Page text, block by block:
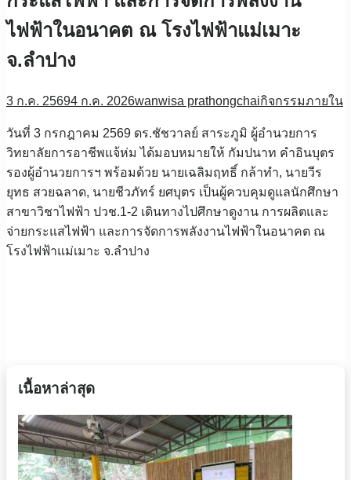
ไฟฟ้าในอนาคต ณ โรงไฟฟ้าแม่เมาะ
จ.ลำปาง
3 ก.ค. 25694 ก.ค. 2026wanwisa prathongchaiกิจกรรมภายใน
วันที่ 3 กรกฎาคม 2569 ดร.ชัชวาลย์ สาระภูมิ ผู้อำนวยการ
วิทยาลัยการอาชีพแจ้ห่ม ได้มอบหมายให้ กัมปนาท คำอินบุตร
รองผู้อำนวยการฯ พร้อมด้วย นายเฉลิมฤทธิ์ กล้าทำ, นายวีร
ยุทธ สวยฉลาด, นายชีวภัทร์ ยศบุตร เป็นผู้ควบคุมดูแลนักศึกษา
สาขาวิชาไฟฟ้า ปวช.1-2 เดินทางไปศึกษาดูงาน การผลิตและ
จ่ายกระแสไฟฟ้า และการจัดการพลังงานไฟฟ้าในอนาคต ณ
โรงไฟฟ้าแม่เมาะ จ.ลำปาง
เนื้อหาล่าสุด